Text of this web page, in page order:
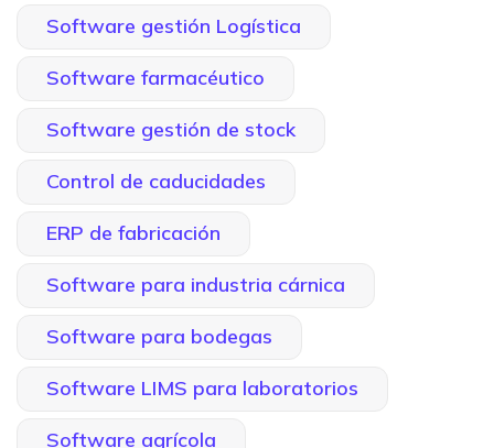
Software gestión Logística
Software farmacéutico
Software gestión de stock
Control de caducidades
ERP de fabricación
Software para industria cárnica
Software para bodegas
Software LIMS para laboratorios
Software agrícola